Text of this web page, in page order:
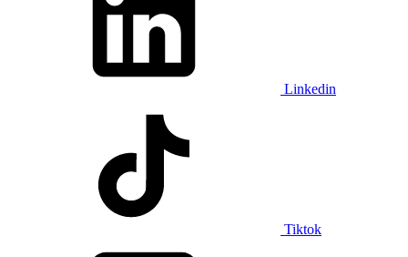
Linkedin
Tiktok